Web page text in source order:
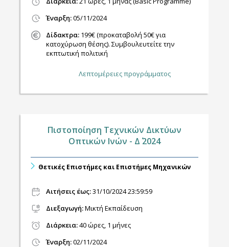
Έναρξη:05/11/2024
Δίδακτρα: 199€ (προκαταβολή 50€ για
κατοχύρωση θέσης). Συμβουλευτείτε την
εκπτωτική πολιτική
Λεπτομέρειες προγράμματος
Πιστοποίηση Τεχνικών Δικτύων
Οπτικών Ινών - Δ΄ 2024
Θετικές Επιστήμες και Επιστήμες Μηχανικών
Αιτήσεις έως:31/10/2024 23:59:59
Διεξαγωγή:Μικτή Εκπαίδευση
Διάρκεια:40 ώρες, 1 μήνες
Έναρξη:02/11/2024